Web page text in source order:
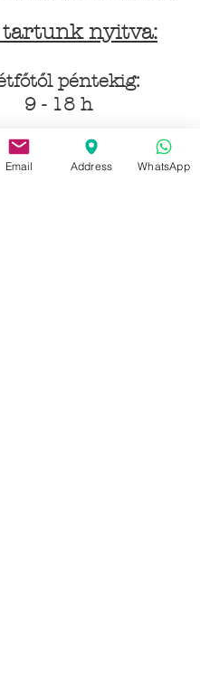
nyitva:
péntekig:
9 - 18 h
Email Address WhatsApp